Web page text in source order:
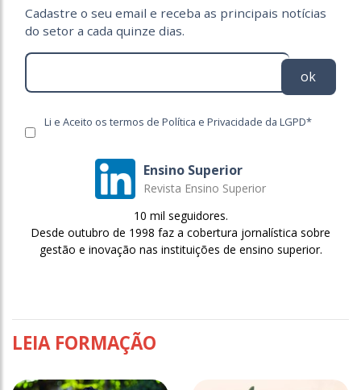
Cadastre o seu email e receba as principais notícias
do setor a cada quinze dias.
ok
Li e Aceito os termos de Política e Privacidade da LGPD*
Ensino Superior
Revista Ensino Superior
10 mil seguidores.
Desde outubro de 1998 faz a cobertura jornalística sobre
gestão e inovação nas instituições de ensino superior.
LEIA FORMAÇÃO